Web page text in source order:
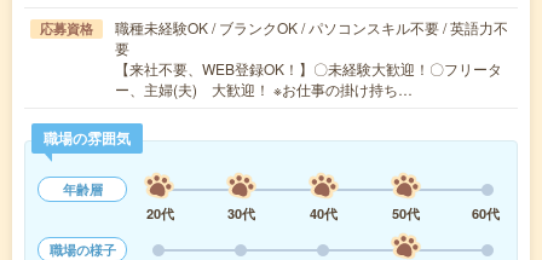
応募資格
職種未経験OK / ブランクOK / パソコンスキル不要 / 英語力不
要
【来社不要、WEB登録OK！】〇未経験大歓迎！〇フリータ
ー、主婦(夫) 大歓迎！ ※お仕事の掛け持ち…
職場の雰囲気
年齢層
20代
30代 40代 50代
60代
職場の様子